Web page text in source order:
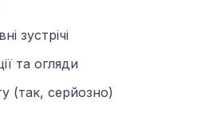
зустрічі
та огляди
(так, серйозно)